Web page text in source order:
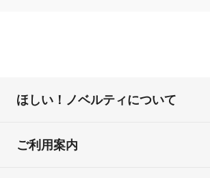
ほしい！ノベルティについて
ご利用案内